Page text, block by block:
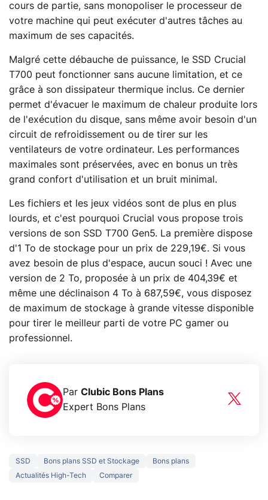
cours de partie, sans monopoliser le processeur de
votre machine qui peut exécuter d'autres tâches au
maximum de ses capacités.
Malgré cette débauche de puissance, le SSD Crucial
T700 peut fonctionner sans aucune limitation, et ce
grâce à son dissipateur thermique inclus. Ce dernier
permet d'évacuer le maximum de chaleur produite lors
de l'exécution du disque, sans même avoir besoin d'un
circuit de refroidissement ou de tirer sur les
ventilateurs de votre ordinateur. Les performances
maximales sont préservées, avec en bonus un très
grand confort d'utilisation et un bruit minimal.
Les fichiers et les jeux vidéos sont de plus en plus
lourds, et c'est pourquoi Crucial vous propose trois
versions de son SSD T700 Gen5. La première dispose
d'1 To de stockage pour un prix de 229,19€. Si vous
avez besoin de plus d'espace, aucun souci ! Avec une
version de 2 To, proposée à un prix de 404,39€ et
même une déclinaison 4 To à 687,59€, vous disposez
de maximum de stockage à grande vitesse disponible
pour tirer le meilleur parti de votre PC gamer ou
professionnel.
Par Clubic Bons Plans
Expert Bons Plans
SSD Bons plans SSD et Stockage
Bons plans
Actualités High-Tech
Comparer